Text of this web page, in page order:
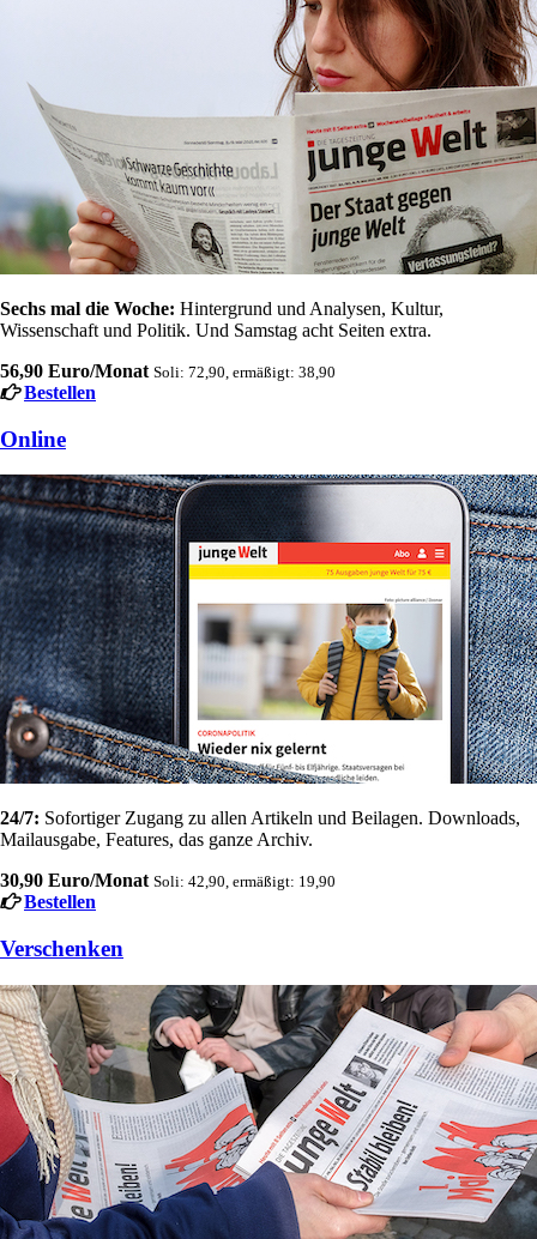
Sechs mal die Woche: Hintergrund und Analysen, Kultur,
Wissenschaft und Politik. Und Samstag acht Seiten extra.
56,90 Euro/Monat Soli: 72,90, ermäßigt: 38,90
Bestellen
Online
24/7: Sofortiger Zugang zu allen Artikeln und Beilagen. Downloads,
Mailausgabe, Features, das ganze Archiv.
30,90 Euro/Monat Soli: 42,90, ermäßigt: 19,90
Bestellen
Verschenken